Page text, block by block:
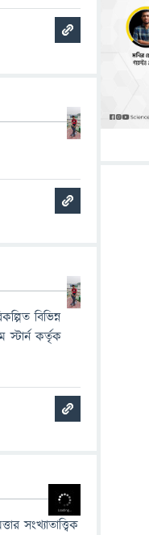
বিভিন্ন
স্টার্ন কর্তৃক
সংখ্যাতাত্ত্বিক